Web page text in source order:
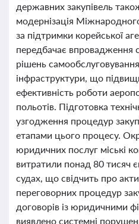
державних закупівель
модернізація
за підтримки корейської
передбачає впровадження
рішень
інфраструктури, що
ефективність роботи
польотів. Підготовка
узгодження процедур
етапами цього процесу.
юридичних послуг міські
витратили понад 80 тисяч
судах, що свідчить про
переговорних процедур
договорів із юридичними
виявлено системні